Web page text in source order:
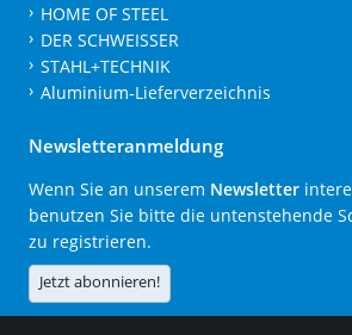
HOME OF STEEL
DER SCHWEISSER
STAHL+TECHNIK
Aluminium-Lieferverzeichnis
Newsletteranmeldung
Wenn Sie an unserem Newsletter
benutzen Sie bitte die untenstehende
zu registrieren.
Jetzt abonnieren!